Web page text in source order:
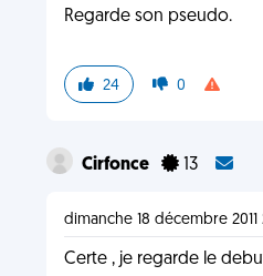
Regarde son pseudo.
24 0
Cirfonce 13
dimanche 18 décembre 2011
Certe , je regarde le